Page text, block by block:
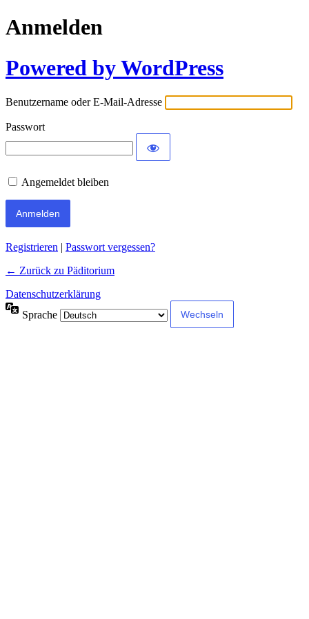
Anmelden
Powered by WordPress
Benutzername oder E-Mail-Adresse
Passwort
Angemeldet bleiben
Registrieren | Passwort vergessen?
← Zurück zu Päditorium
Datenschutzerklärung
Sprache